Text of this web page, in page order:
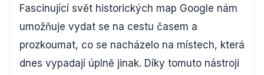
Fascinující svět historických map Google nám
umožňuje vydat se na cestu časem a
prozkoumat, co se nacházelo na místech, která
dnes vypadají úplně jinak. Díky tomuto nástroji